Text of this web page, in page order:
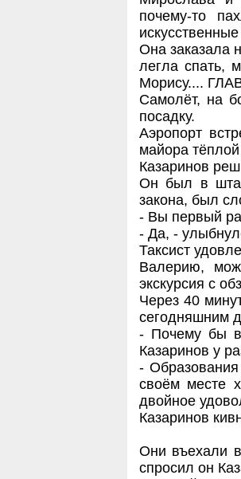
почему-то
Она заказала
легла спать,
Морису....
Самолёт, на
посадку.
Аэропорт
майора тёплой
Казаринов
Он был в
закона, был
- Вы первый
- Да, -
Таксист
Валерию,
экскурсия с
Через 40
сегодняшним
- Почему бы
Казаринов у
-
своём месте
двойное
Казаринов
Они въехали
спросил он